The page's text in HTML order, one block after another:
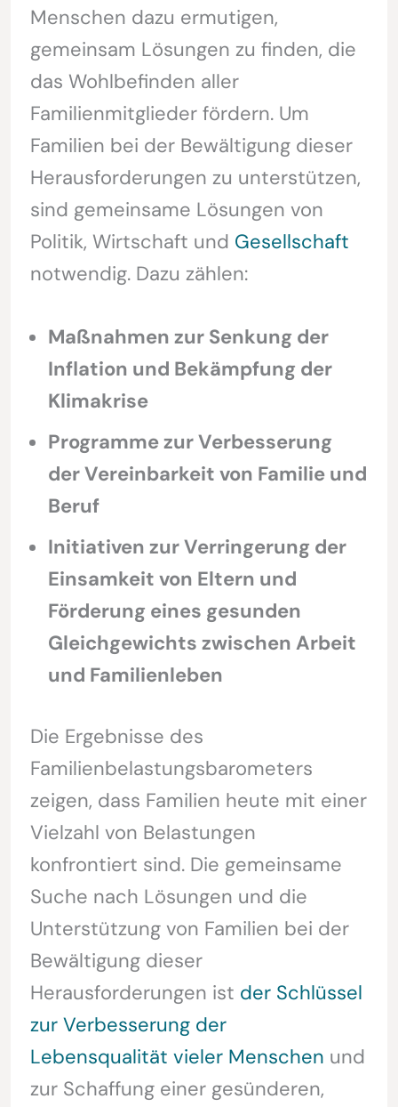
Menschen dazu ermutigen,
gemeinsam Lösungen zu finden, die
das Wohlbefinden aller
Familienmitglieder fördern. Um
Familien bei der Bewältigung dieser
Herausforderungen zu unterstützen,
sind gemeinsame Lösungen von
Politik, Wirtschaft und Gesellschaft
notwendig. Dazu zählen:
Maßnahmen zur Senkung der
Inflation und Bekämpfung der
Klimakrise
Programme zur Verbesserung
der Vereinbarkeit von Familie und
Beruf
Initiativen zur Verringerung der
Einsamkeit von Eltern und
Förderung eines gesunden
Gleichgewichts zwischen Arbeit
und Familienleben
Die Ergebnisse des
Familienbelastungsbarometers
zeigen, dass Familien heute mit einer
Vielzahl von Belastungen
konfrontiert sind. Die gemeinsame
Suche nach Lösungen und die
Unterstützung von Familien bei der
Bewältigung dieser
Herausforderungen ist der Schlüssel
zur Verbesserung der
Lebensqualität vieler Menschen und
zur Schaffung einer gesünderen,